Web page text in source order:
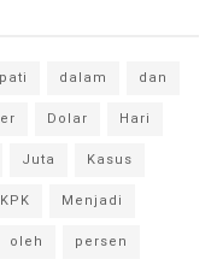
dalam
dan
Dolar
Hari
Juta
Kasus
KPK
Menjadi
oleh
persen